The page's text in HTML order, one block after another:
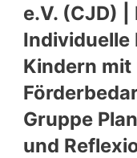
e.V. (CJD)
Individuelle
Kindern mit
Gruppe
und